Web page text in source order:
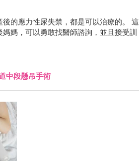
的應力性尿失禁，都是可以治療的。 這
媽，可以勇敢找醫師諮詢，並且接受訓
中段懸吊手術